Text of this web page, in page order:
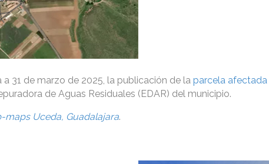
a 31 de marzo de 2025, la publicación de la parcela afectada
de Aguas Residuales (EDAR) del municipio.
maps Uceda, Guadalajara.